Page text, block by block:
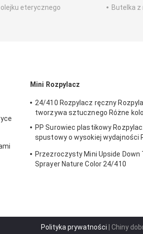
eterycznego Butelka
Mini Rozpylacz
24/410 Rozpylacz ręczny
tworzywa sztucznego Różne
PP Surowiec plastikowy
spustowy o wysokiej wydajności
Przezroczysty Mini Upside Down
Sprayer Nature Color 24/410
Polityka prywatności | Chiny